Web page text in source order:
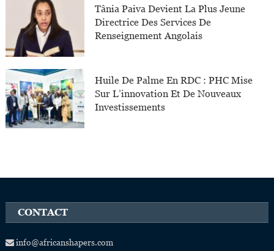
Tânia Paiva Devient La Plus Jeune
Directrice Des Services De
Renseignement Angolais
Huile De Palme En RDC : PHC Mise
Sur L’innovation Et De Nouveaux
Investissements
CONTACT
info@africanshapers.com